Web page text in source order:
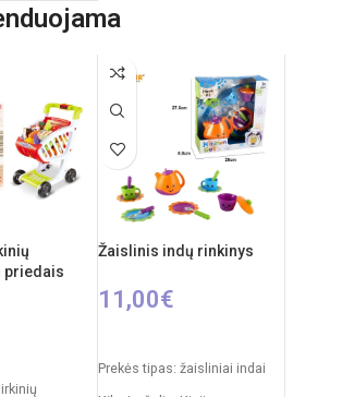
priedais
Žaislinis indų rinkinys
11,00€
Prekės tipas: žaisliniai indai